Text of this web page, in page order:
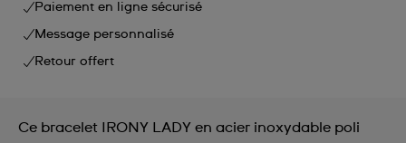
Paiement en ligne sécurisé
Message personnalisé
Retour offert
Ce bracelet IRONY LADY en acier inoxydable poli